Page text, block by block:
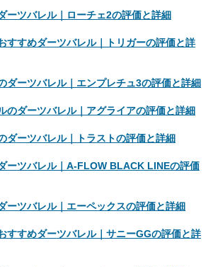
ーツバレル｜ローチェ2の評価と詳細
すすめダーツバレル｜トリガーの評価と詳
ダーツバレル｜エンプレチュ3の評価と詳細
のダーツバレル｜アグライアの評価と詳細
ダーツバレル｜トラストの評価と詳細
ーツバレル｜A-FLOW BLACK LINEの評価
ーツバレル｜エーペックスの評価と詳細
すすめダーツバレル｜サニーGGの評価と詳